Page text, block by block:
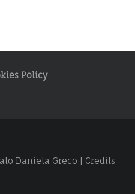
Policy
Daniela Greco | Credits